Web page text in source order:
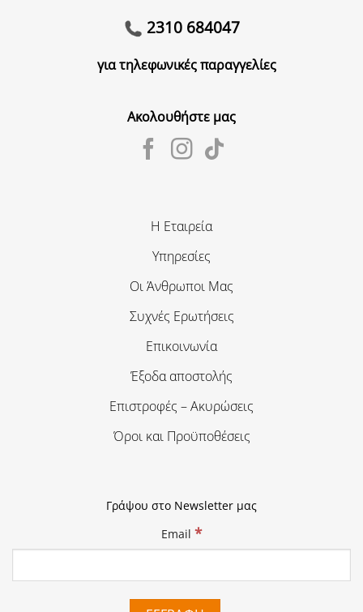
2310 684047
για τηλεφωνικές παραγγελίες
Ακολουθήστε μας
Η Εταιρεία
Υπηρεσίες
Οι Άνθρωποι Μας
Συχνές Ερωτήσεις
Επικοινωνία
Έξοδα αποστολής
Επιστροφές – Ακυρώσεις
Όροι και Προϋποθέσεις
Γράψου στο Newsletter μας
Email *